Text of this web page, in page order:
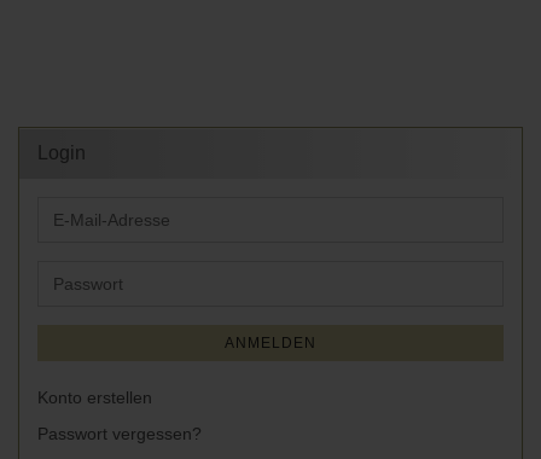
Login
E-
Passwort
ANMELDEN
Konto erstellen
Passwort vergessen?